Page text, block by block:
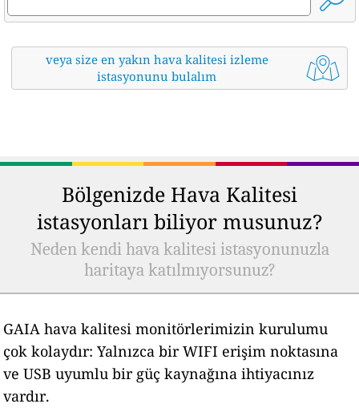
veya size en yakın hava kalitesi izleme
istasyonunu bulalım
Bölgenizde Hava Kalitesi
istasyonları biliyor musunuz?
Neden kendi hava kalitesi istasyonunuzla
haritaya katılmıyorsunuz?
GAIA hava kalitesi monitörlerimizin kurulumu
çok kolaydır: Yalnızca bir WIFI erişim noktasına
ve USB uyumlu bir güç kaynağına ihtiyacınız
vardır.